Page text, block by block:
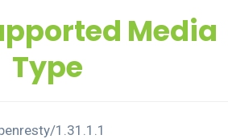
Media
Type
1.31.1.1